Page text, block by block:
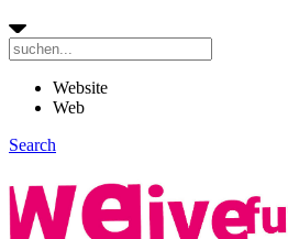
Website
Web
Search